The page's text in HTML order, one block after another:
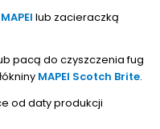
lub zacieraczką
pacą do czyszczenia fug
MAPEI Scotch Brite.
od daty produkcji